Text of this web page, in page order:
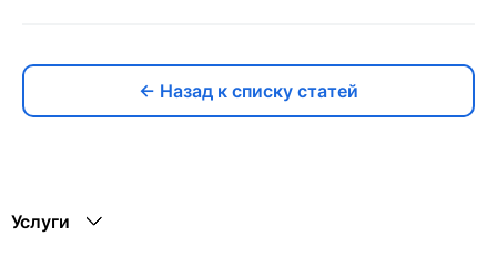
← Назад к списку статей
Услуги